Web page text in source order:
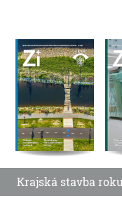
Krajská stavba roku